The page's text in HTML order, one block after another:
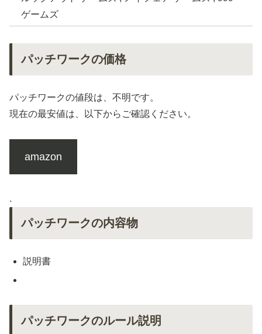
ゲームズ
パッチワークの価格
パッチワークの値段は、不明です。
現在の最安値は、以下からご確認ください。
amazon
.
パッチワークの内容物
説明書
パッチワークのルール説明